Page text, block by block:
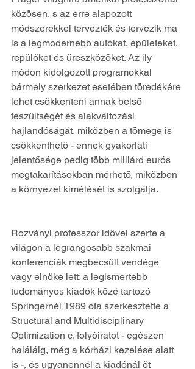
közösen, s az erre alapozott
módszerekkel tervezték és tervezik ma
is a legmodernebb autókat, épületeket,
repülőket és űreszközöket. Az ily
módon kidolgozott programokkal
bármely szerkezet esetében töredékére
lehet csökkenteni annak belső
feszültségét és alakváltozási
hajlandóságát, miközben a tömege is
csökkenthető - ennek gyakorlati
jelentősége pedig több milliárd eurós
megtakarításokban mérhető, miközben
a környezet kímélését is szolgálja.
Rozványi professzor idővel szerte a
világon a legrangosabb szakmai
konferenciák megbecsült vendége
vagy elnöke lett; a legismertebb
tudományos kiadók közé tartozó
Springernél 1989 óta szerkesztette a
Structural and Multidisciplinary
Optimization c. folyóiratot - egészen
haláláig, még a kórházi kezelése alatt
is -, és ugyanennél a kiadónál öt